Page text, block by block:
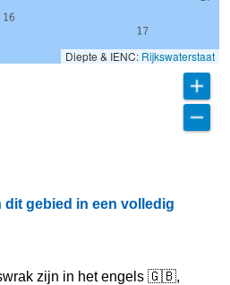
Diepte & IENC: Rijkswaterstaat
dit gebied in een volledig
zijn in het engels 🇬🇧,